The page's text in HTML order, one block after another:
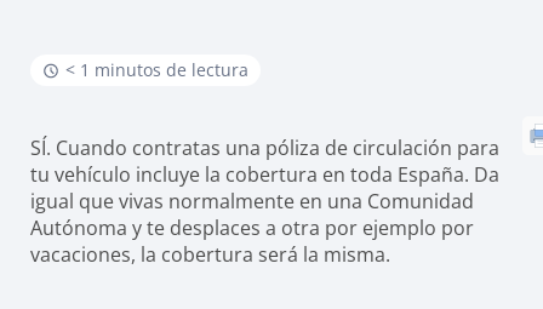
< 1 minutos de lectura
SÍ. Cuando contratas una póliza de circulación para
tu vehículo incluye la cobertura en toda España. Da
igual que vivas normalmente en una Comunidad
Autónoma y te desplaces a otra por ejemplo por
vacaciones, la cobertura será la misma.